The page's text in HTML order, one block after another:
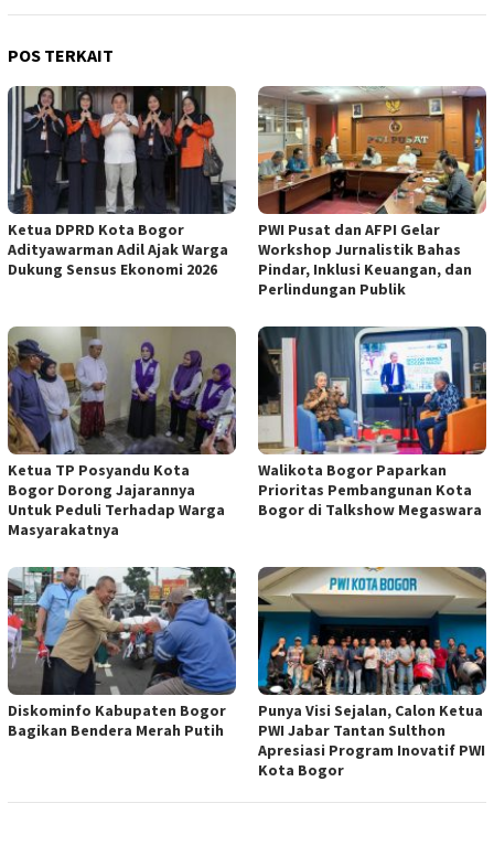
POS TERKAIT
Ketua DPRD Kota Bogor
Adityawarman Adil Ajak Warga
Dukung Sensus Ekonomi 2026
PWI Pusat dan AFPI Gelar
Workshop Jurnalistik Bahas
Pindar, Inklusi Keuangan, dan
Perlindungan Publik
Ketua TP Posyandu Kota
Bogor Dorong Jajarannya
Untuk Peduli Terhadap Warga
Masyarakatnya
Walikota Bogor Paparkan
Prioritas Pembangunan Kota
Bogor di Talkshow Megaswara
Diskominfo Kabupaten Bogor
Bagikan Bendera Merah Putih
Punya Visi Sejalan, Calon Ketua
PWI Jabar Tantan Sulthon
Apresiasi Program Inovatif PWI
Kota Bogor